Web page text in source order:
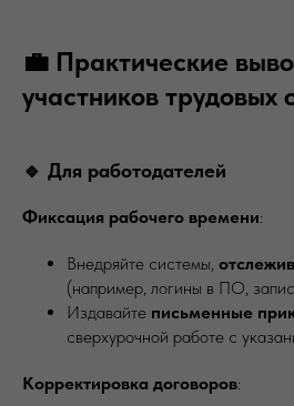
💼 Практические
участников трудовых
🔹 Для работодателей
Фиксация рабочего времени:
Внедряйте системы,
(например, логины в ПО,
Издавайте письменные
сверхурочной работе с
Корректировка договоров: